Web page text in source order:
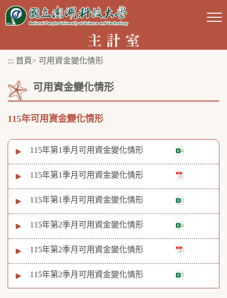
跳
::: 首頁> 可用資金變化情形
可用資金變化情形
115年可用資金變化情形
115年第1季月可用資金變化情形
115年第1季月可用資金變化情形
115年第1季月可用資金變化情形
115年第2季月可用資金變化情形
115年第2季月可用資金變化情形
115年第2季月可用資金變化情形